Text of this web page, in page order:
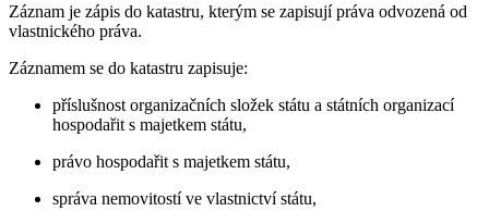
Záznam je zápis do katastru, kterým se zapisují práva odvozená od
vlastnického práva.
Záznamem se do katastru zapisuje:
příslušnost organizačních složek státu a státních organizací
hospodařit s majetkem státu,
právo hospodařit s majetkem státu,
správa nemovitostí ve vlastnictví státu,